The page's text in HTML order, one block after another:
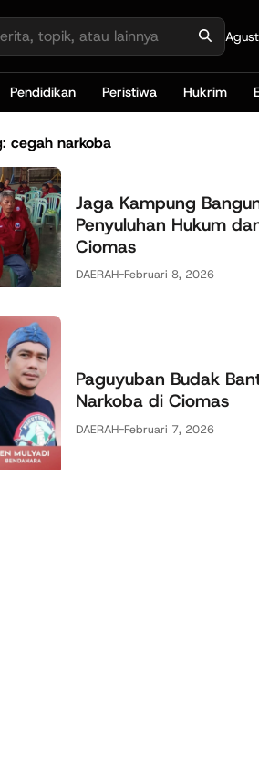
Pendidikan Peristiwa Hukrim
cegah narkoba
Jaga Kampung
Penyuluhan Hukum
Ciomas
DAERAH-Februari 8, 2026
Paguyuban Budak
Narkoba di Ciomas
DAERAH-Februari 7, 2026